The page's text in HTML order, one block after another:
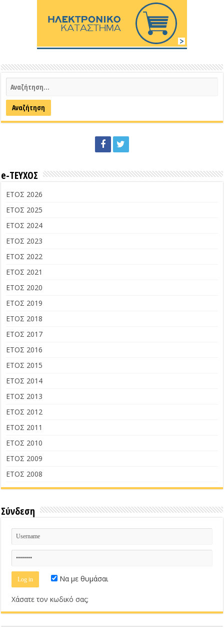
e-ΤΕΥΧΟΣ
ΕΤΟΣ 2026
ΕΤΟΣ 2025
ΕΤΟΣ 2024
ΕΤΟΣ 2023
ΕΤΟΣ 2022
ΕΤΟΣ 2021
ΕΤΟΣ 2020
ΕΤΟΣ 2019
ΕΤΟΣ 2018
ΕΤΟΣ 2017
ΕΤΟΣ 2016
ΕΤΟΣ 2015
ΕΤΟΣ 2014
ΕΤΟΣ 2013
ΕΤΟΣ 2012
ΕΤΟΣ 2011
ΕΤΟΣ 2010
ΕΤΟΣ 2009
ΕΤΟΣ 2008
Σύνδεση
Να με θυμάσαι
Χάσατε τον κωδικό σας;